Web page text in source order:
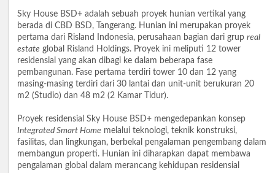
Sky House BSD+ adalah sebuah proyek hunian vertikal yang
berada di CBD BSD, Tangerang. Hunian ini merupakan proyek
pertama dari Risland Indonesia, perusahaan bagian dari grup real
estate global Risland Holdings. Proyek ini meliputi 12 tower
residensial yang akan dibagi ke dalam beberapa fase
pembangunan. Fase pertama terdiri tower 10 dan 12 yang
masing-masing terdiri dari 30 lantai dan unit-unit berukuran 20
m2 (Studio) dan 48 m2 (2 Kamar Tidur).
Proyek residensial Sky House BSD+ mengedepankan konsep
Integrated Smart Home melalui teknologi, teknik konstruksi,
fasilitas, dan lingkungan, berbekal pengalaman pengembang dalam
membangun properti. Hunian ini diharapkan dapat membawa
pengalaman global dalam merancang kehidupan residensial